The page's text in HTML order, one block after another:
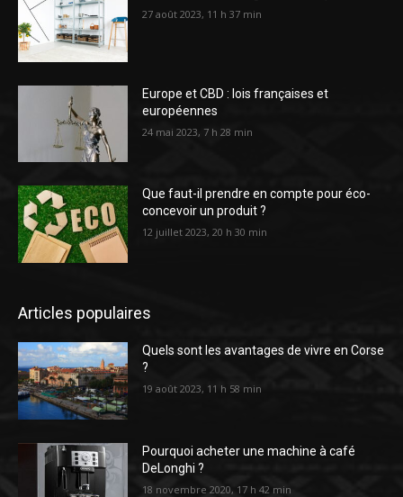
27 août 2023, 11 h 37 min
Europe et CBD : lois françaises et
européennes
24 mai 2023, 7 h 28 min
Que faut-il prendre en compte pour éco-
concevoir un produit ?
12 juillet 2023, 20 h 30 min
Articles populaires
Quels sont les avantages de vivre en Corse
?
19 août 2023, 11 h 58 min
Pourquoi acheter une machine à café
DeLonghi ?
18 novembre 2020, 17 h 42 min